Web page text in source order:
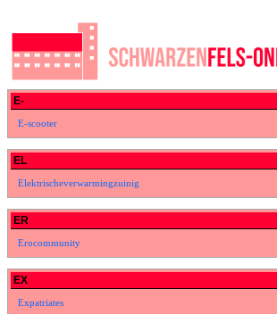
E-
E-scooter
EL
Elektrischeverwarmingzuinig
ER
Erocommunity
EX
Expatriates